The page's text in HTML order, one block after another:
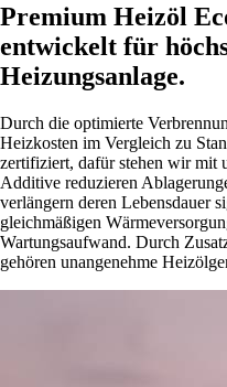
Premium Heizöl
entwickelt für
Heizungsanlage.
Durch die optimierte
Heizkosten im Vergleich zu
zertifiziert, dafür stehen wir mit
Additive reduzieren
verlängern deren Lebensdauer
gleichmäßigen
Wartungsaufwand. Durch
gehören unangenehme